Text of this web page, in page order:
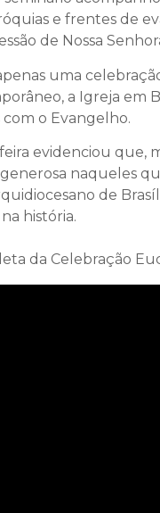
e frentes de
de Nossa
uma
a Igreja em
o Evangelho.
evidenciou que,
naqueles
de
história.
da Celebração